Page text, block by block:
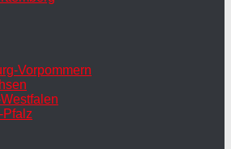
Vorpommern
Pfalz